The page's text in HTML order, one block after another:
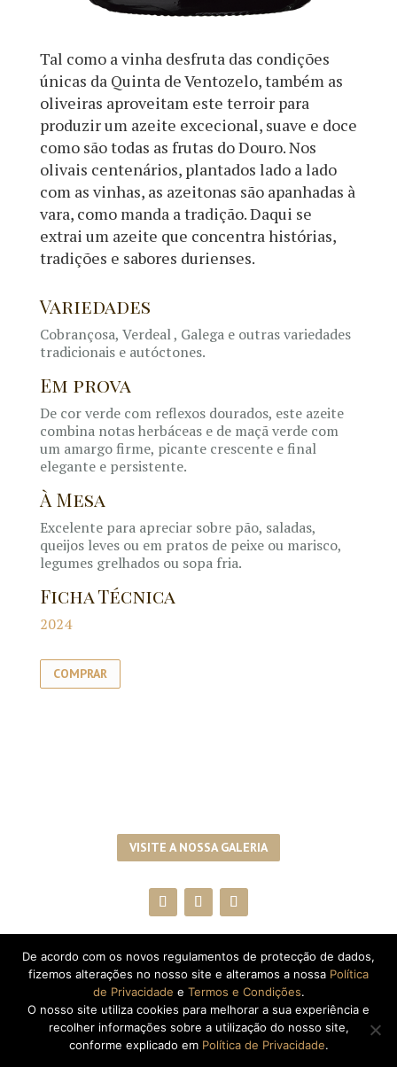
Tal como a vinha desfruta das condições
únicas da Quinta de Ventozelo, também as
oliveiras aproveitam este terroir para
produzir um azeite excecional, suave e doce
como são todas as frutas do Douro. Nos
olivais centenários, plantados lado a lado
com as vinhas, as azeitonas são apanhadas à
vara, como manda a tradição. Daqui se
extrai um azeite que concentra histórias,
tradições e sabores durienses.
Variedades
Cobrançosa, Verdeal , Galega e outras variedades
tradicionais e autóctones.
Em prova
De cor verde com reflexos dourados, este azeite
combina notas herbáceas e de maçã verde com
um amargo firme, picante crescente e final
elegante e persistente.
À Mesa
Excelente para apreciar sobre pão, saladas,
queijos leves ou em pratos de peixe ou marisco,
legumes grelhados ou sopa fria.
Ficha Técnica
2024
COMPRAR
VISITE A NOSSA GALERIA
SUBSCREVA A NEWSLETTER!
De acordo com os novos regulamentos de protecção de dados,
fizemos alterações no nosso site e alteramos a nossa Política
de Privacidade e Termos e Condições.
O nosso site utiliza cookies para melhorar a sua experiência e
recolher informações sobre a utilização do nosso site,
conforme explicado em Política de Privacidade.